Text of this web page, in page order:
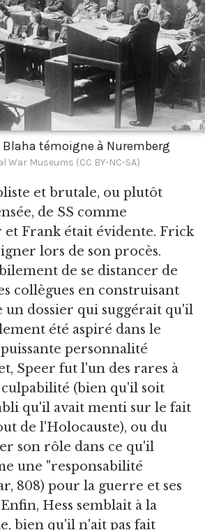
Blaha témoigne à Nuremberg
War Museums (CC BY-NC-SA)
et brutale, ou plutôt
de SS comme
Frank était évidente. Frick
lors de son procès.
de se distancer de
collègues en construisant
dossier qui suggérait qu'il
été aspiré dans le
personnalité
Speer fut l'un des rares à
(bien qu'il soit
qu'il avait menti sur le fait
de l'Holocauste), ou du
son rôle dans ce qu'il
une "responsabilité
808) pour la guerre et ses
Hess semblait à la
bien qu'il n'ait pas fait